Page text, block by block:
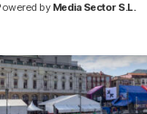
by Media Sector S.L.